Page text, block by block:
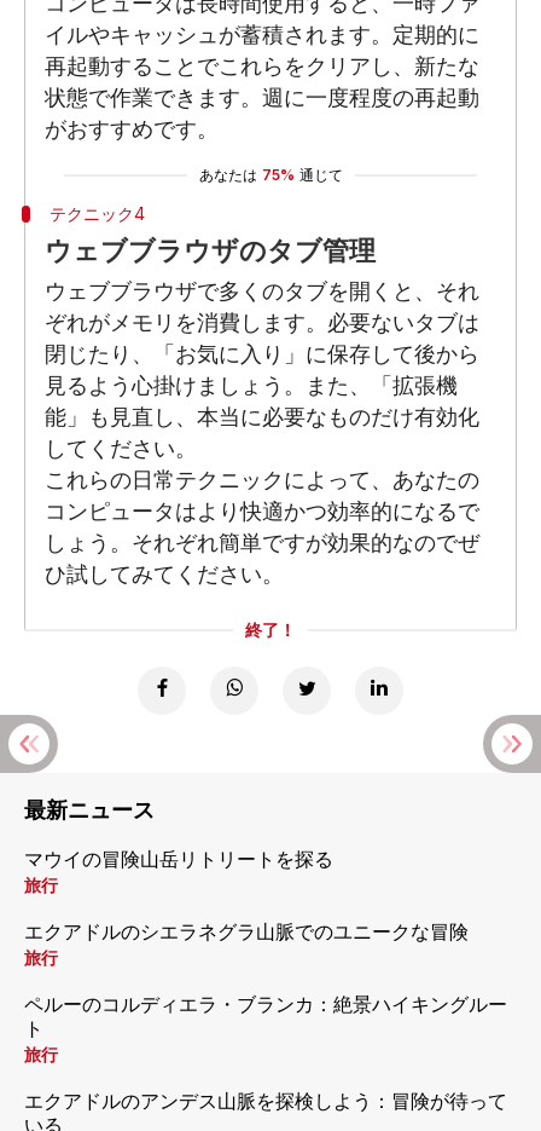
イルやキャッシュが蓄積されます。定期的に
再起動することでこれらをクリアし、新たな
状態で作業できます。週に一度程度の再起動
がおすすめです。
あなたは 75% 通じて
テクニック4
ウェブブラウザのタブ管理
ウェブブラウザで多くのタブを開くと、それ
ぞれがメモリを消費します。必要ないタブは
閉じたり、「お気に入り」に保存して後から
見るよう心掛けましょう。また、「拡張機
能」も見直し、本当に必要なものだけ有効化
してください。
これらの日常テクニックによって、あなたの
コンピュータはより快適かつ効率的になるで
しょう。それぞれ簡単ですが効果的なのでぜ
ひ試してみてください。
終了！
最新ニュース
マウイの冒険山岳リトリートを探る
旅行
エクアドルのシエラネグラ山脈でのユニークな冒険
旅行
ペルーのコルディエラ・ブランカ：絶景ハイキングルー
ト
旅行
エクアドルのアンデス山脈を探検しよう：冒険が待って
いる